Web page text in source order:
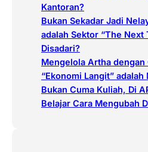
Kantoran?
Bukan Sekadar Jadi
adalah Sektor “The Next
Disadari?
Mengelola Artha dengan
“Ekonomi Langit”
Bukan Cuma Kuliah, Di
Belajar Cara Mengubah